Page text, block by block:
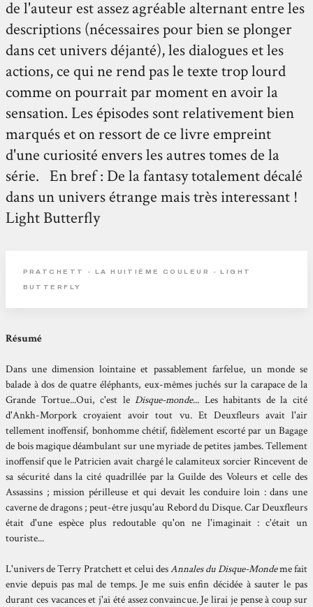
de l'auteur est assez agréable alternant entre les
descriptions (nécessaires pour bien se plonger
dans cet univers déjanté), les dialogues et les
actions, ce qui ne rend pas le texte trop lourd
comme on pourrait par moment en avoir la
sensation. Les épisodes sont relativement bien
marqués et on ressort de ce livre empreint
d'une curiosité envers les autres tomes de la
série. En bref : De la fantasy totalement décalé
dans un univers étrange mais très interessant !
Light Butterfly
PRATCHETT - LA HUITIÈME COULEUR - LIGHT
BUTTERFLY
Résumé
Dans une dimension lointaine et passablement farfelue, un monde se
balade à dos de quatre éléphants, eux-mêmes juchés sur la carapace de la
Grande Tortue...Oui, c'est leDisque-monde... Les habitants de la cité
d'Ankh-Morpork croyaient avoir tout vu. Et Deuxfleurs avait l'air
tellement inoffensif, bonhomme chétif, fidèlement escorté par un Bagage
de bois magique déambulant sur une myriade de petites jambes. Tellement
inoffensif que le Patricien avait chargé le calamiteux sorcier Rincevent de
sa sécurité dans la cité quadrillée par la Guilde des Voleurs et celle des
Assassins ; mission périlleuse et qui devait les conduire loin : dans une
caverne de dragons ; peut-être jusqu'au Rebord du Disque. Car Deuxfleurs
était d'une espèce plus redoutable qu'on ne l'imaginait : c'était un
touriste...
L'univers de Terry Pratchett et celui desAnnales du Disque-Mondeme fait
envie depuis pas mal de temps. Je me suis enfin décidée à sauter le pas
durant ces vacances et j'ai été assez convaincue. Je lirai je pense à coup sur